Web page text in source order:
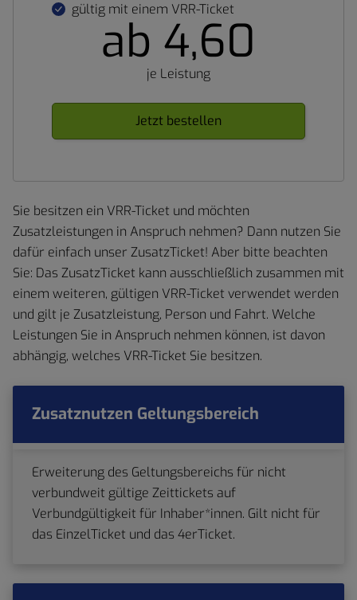
gültig mit einem VRR-Ticket
ab 4,60
je Leistung
Jetzt bestellen
Sie besitzen ein VRR-Ticket und möchten
Zusatzleistungen in Anspruch nehmen? Dann nutzen Sie
dafür einfach unser ZusatzTicket! Aber bitte beachten
Sie: Das ZusatzTicket kann ausschließlich zusammen mit
einem weiteren, gültigen VRR-Ticket verwendet werden
und gilt je Zusatzleistung, Person und Fahrt. Welche
Leistungen Sie in Anspruch nehmen können, ist davon
abhängig, welches VRR-Ticket Sie besitzen.
Zusatznutzen Geltungsbereich
Erweiterung des Geltungsbereichs für nicht
verbundweit gültige Zeittickets auf
Verbundgültigkeit für Inhaber*innen. Gilt nicht für
das EinzelTicket und das 4erTicket.